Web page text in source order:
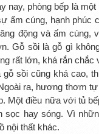
phòng bếp là
ấm cúng, hạnh phúc
động và ấm
Gỗ sồi là gỗ gì
rất lớn, khá rắn chắc
gỗ sồi cũng khá cao,
ra, hương thơm
Một điều nữa với tủ
hay sóng. Vì
nội thất khác.